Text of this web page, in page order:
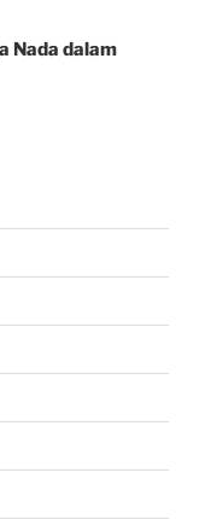
Nada dalam